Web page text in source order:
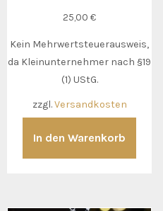
25,00€
Kein Mehrwertsteuerausweis,
da Kleinunternehmer nach §19
(1) UStG.
zzgl.Versandkosten
In den Warenkorb